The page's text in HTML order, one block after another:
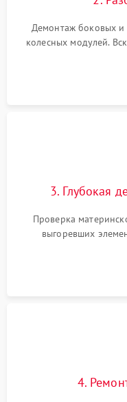
Демонтаж боковых и
колесных модулей.
очистка
скопившейся
3. Глубокая
Проверка
выгоревших
тестирование
всасывания. Оценка
4.